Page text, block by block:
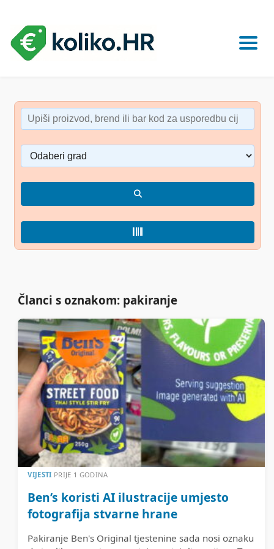
Članci s oznakom: pakiranje
VIJESTI PRIJE 1 GODINA
Ben’s koristi AI ilustracije umjesto
fotografija stvarne hrane
Pakiranje Ben's Original tjestenine sada nosi oznaku